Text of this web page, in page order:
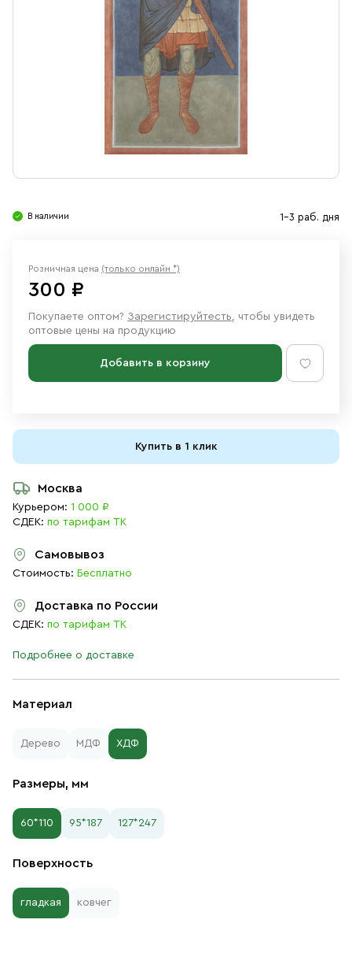
Ювелирные изделия
В наличии 1-3 раб. дня
Материал
Дерево МДФ ХДФ
Размеры, мм
60*110 95*187 127*247
Поверхность
гладкая ковчег
Розничная цена (только онлайн *)
300 ₽
Покупаете оптом? Зарегистируйтесть, чтобы увидеть
оптовые цены на продукцию
Добавить в корзину
Купить в 1 клик
Москва
Курьером: 1 000 ₽
СДЕК: по тарифам ТК
Самовывоз
Стоимость: Бесплатно
Доставка по России
СДЕК: по тарифам ТК
Подробнее о доставке